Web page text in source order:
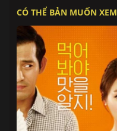
CÓ THỂ BẢN MUỐN XEM